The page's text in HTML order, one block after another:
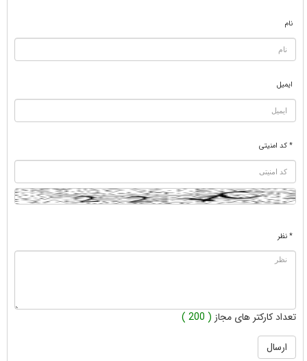
نام
ایمیل
* کد امنیتی
* نظر
تعداد کارکتر های مجاز ( 200 )